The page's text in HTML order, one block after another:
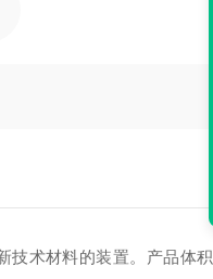
技术材料的装置。产品体积